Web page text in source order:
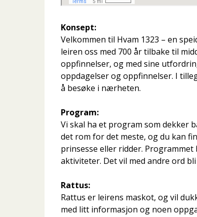
Konsept:
Velkommen til Hvam 1323 – en
leiren oss med 700 år tilbake til
oppfinnelser, og med sine
oppdagelser og oppfinnelser. I
å besøke i nærheten.
Program:
Vi skal ha et program som dekker
det rom for det meste, og du kan
prinsesse eller ridder.
aktiviteter. Det vil med andre ord
Rattus:
Rattus er leirens maskot, og vil
med litt informasjon og noen